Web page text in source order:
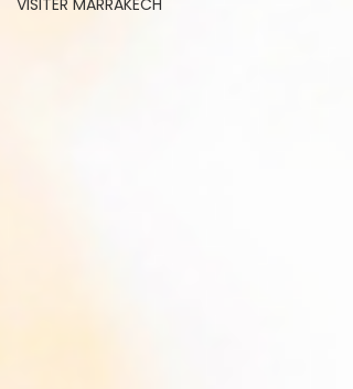
VISITER MARRAKECH